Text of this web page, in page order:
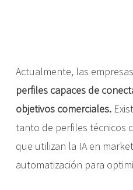
Actualmente, las
perfiles capaces de
objetivos comerciales.
tanto de perfiles técnicos
que utilizan la IA en
automatización para